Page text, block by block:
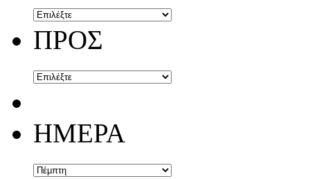
ΠΡΟΣ
ΗΜΕΡΑ